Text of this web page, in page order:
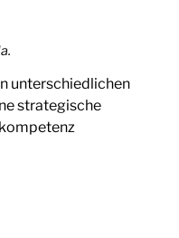
unterschiedlichen
strategische